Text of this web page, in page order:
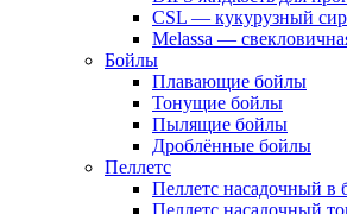
CSL — кукурузный
Melassa —
Бойлы
Плавающие бойлы
Тонущие бойлы
Пылящие бойлы
Дроблённые бойлы
Пеллетс
Пеллетс насадочный в
Пеллетс насадочный